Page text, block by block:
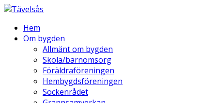
Hem
Om bygden
Allmänt om bygden
Skola/barnomsorg
Föräldraföreningen
Hembygdsföreningen
Sockenrådet